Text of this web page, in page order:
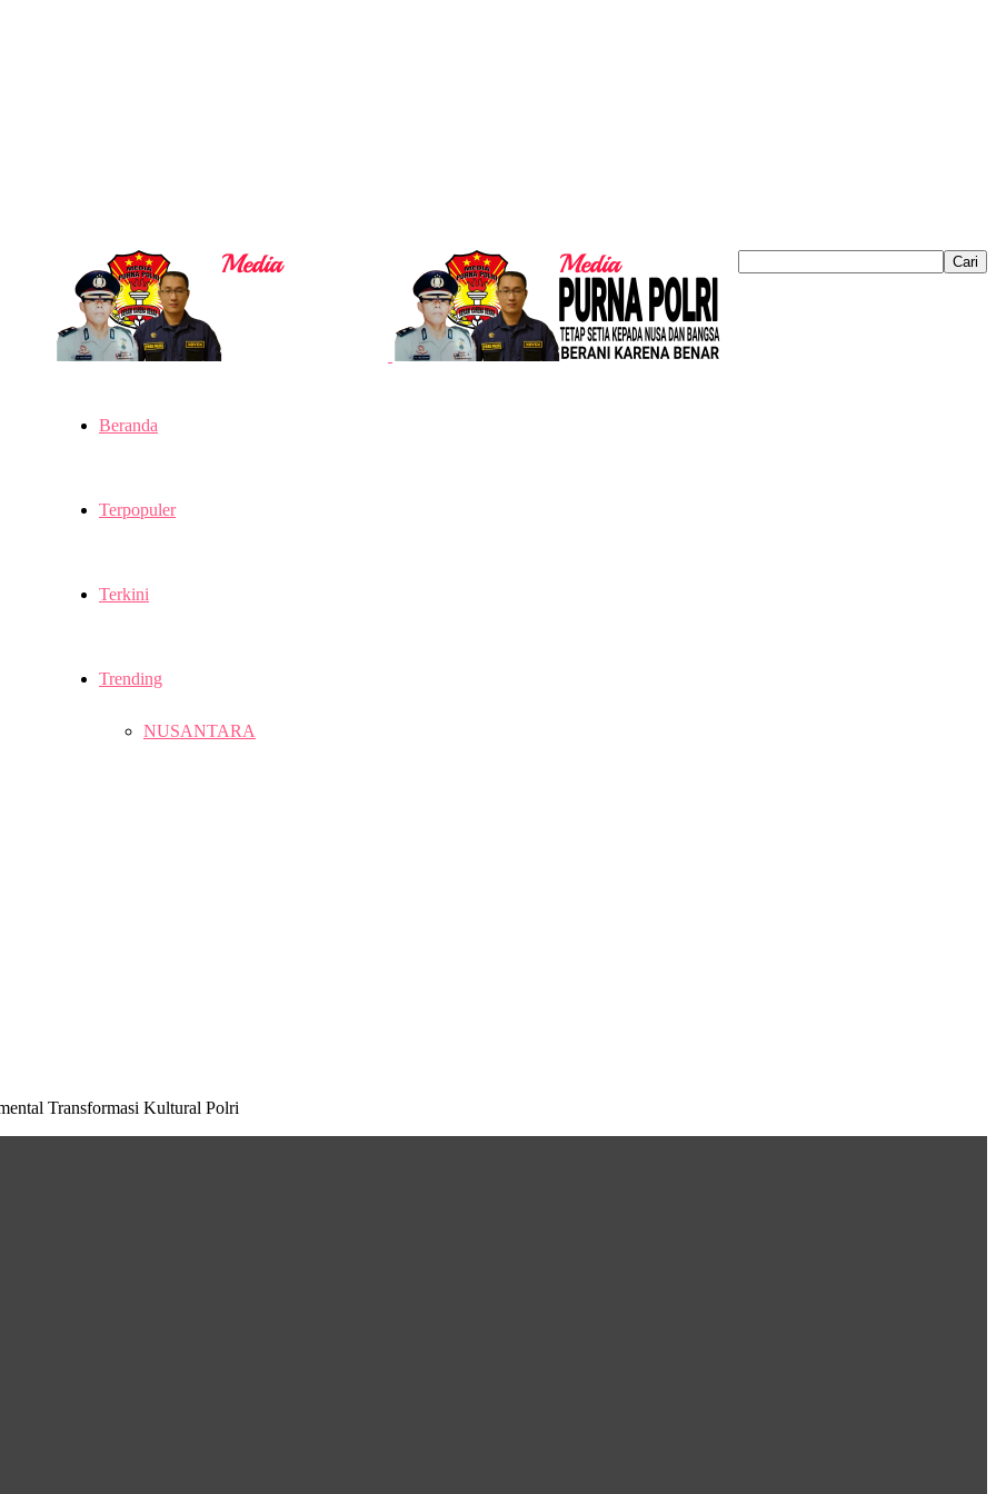
Beranda
Terpopuler
Terkini
Trending
NUSANTARA
Transformasi Kultural Polri